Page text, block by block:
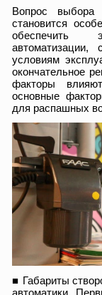
Вопрос выбора
становится
обеспечить
автоматизации,
условиям
окончательное
факторы
основные
для распашных
■ Габариты
автоматики.